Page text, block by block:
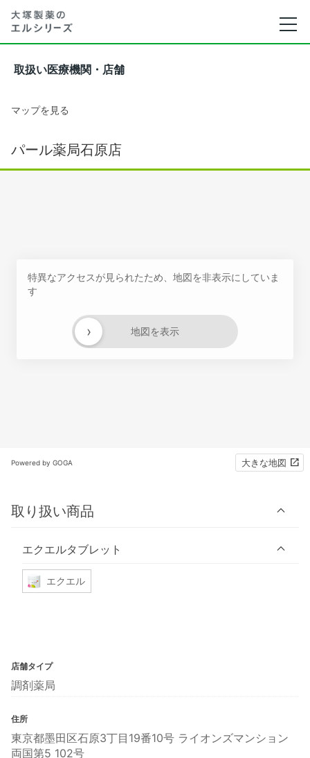
取扱い医療機関・店舗
マップを見る
パール薬局石原店
特異なアクセスが見られたため、地図を非表示にしていま
す
地図を表示
›
Powered by GOGA 大きな地図
取り扱い商品
エクエルタブレット
エクエル
店舗タイプ
調剤薬局
住所
東京都墨田区石原3丁目19番10号 ライオンズマンション
両国第5 102号